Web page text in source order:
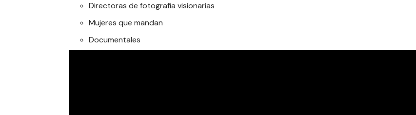
Directoras de fotografía visionarias
Mujeres que mandan
Documentales